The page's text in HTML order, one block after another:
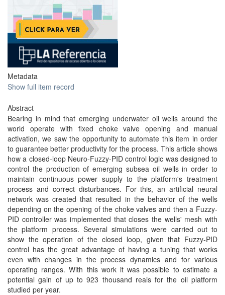
Metadata
Show full item record
Abstract
Bearing in mind that emerging underwater oil wells around the
world operate with fixed choke valve opening and manual
activation, we saw the opportunity to automate this item in order
to guarantee better productivity for the process. This article shows
how a closed-loop Neuro-Fuzzy-PID control logic was designed to
control the production of emerging subsea oil wells in order to
maintain continuous power supply to the platform's treatment
process and correct disturbances. For this, an artificial neural
network was created that resulted in the behavior of the wells
depending on the opening of the choke valves and then a Fuzzy-
PID controller was implemented that closes the wells' mesh with
the platform process. Several simulations were carried out to
show the operation of the closed loop, given that Fuzzy-PID
control has the great advantage of having a tuning that works
even with changes in the process dynamics and for various
operating ranges. With this work it was possible to estimate a
potential gain of up to 923 thousand reais for the oil platform
studied per year.